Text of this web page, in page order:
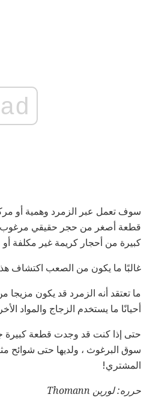
ad
سوف تعمل عبر الزمرد وهمية أو
قطعة أصغر من حجر حقيقي مرغوب
كبيرة من أحجار كريمة غير مكلفة أو
غالبًا ما يكون من الصعب اكتشاف
ما تعتقد أنه الزمرد قد يكون مزيجا
أحيانًا ما يستخدم الزجاج والمواد
حتى إذا كنت قد وجدت قطعة كبيرة
سوق البرغوث ، ولديها حتى شوائح
المشتري!
حرره: لورين Thomann